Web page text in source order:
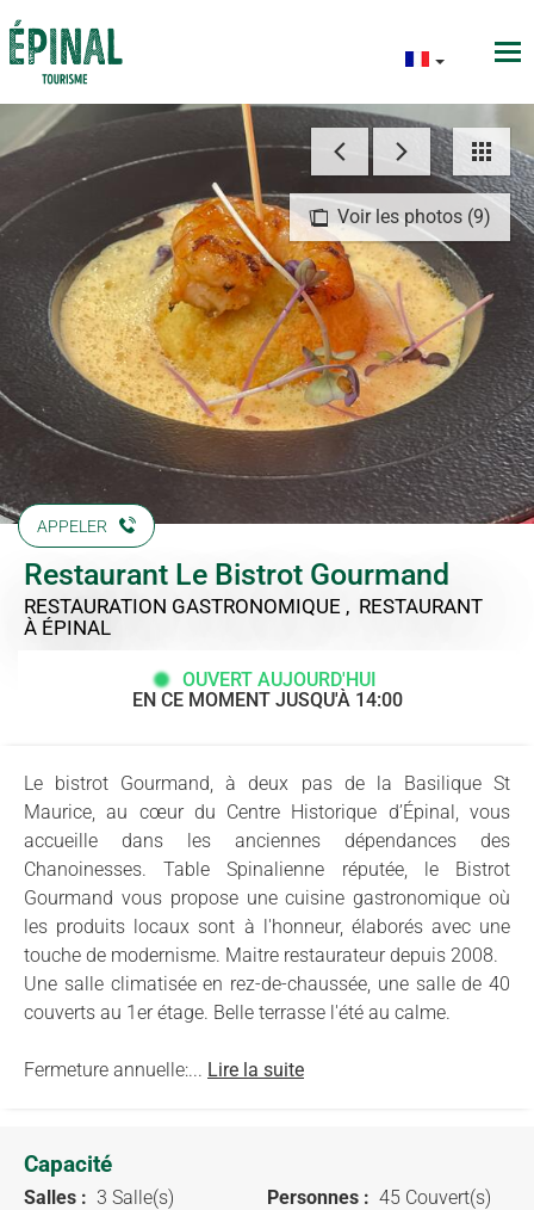
Voir les photos (9)
APPELER
Restaurant Le Bistrot Gourmand
RESTAURATION GASTRONOMIQUE , RESTAURANT
À ÉPINAL
OUVERT AUJOURD'HUI
EN CE MOMENT JUSQU'À 14:00
Le bistrot Gourmand, à deux pas de la Basilique St
Maurice, au cœur du Centre Historique d’Épinal, vous
accueille dans les anciennes dépendances des
Chanoinesses. Table Spinalienne réputée, le Bistrot
Gourmand vous propose une cuisine gastronomique où
les produits locaux sont à l'honneur, élaborés avec une
touche de modernisme. Maitre restaurateur depuis 2008.
Une salle climatisée en rez-de-chaussée, une salle de 40
couverts au 1er étage. Belle terrasse l'été au calme.
Fermeture annuelle:... Lire la suite
Capacité
Salles : 3 Salle(s) Personnes : 45 Couvert(s)